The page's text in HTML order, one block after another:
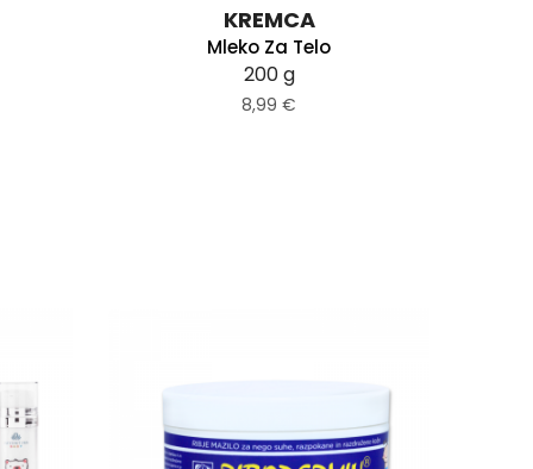
KREMCA
Mleko Za Telo
200 g
8,99 €